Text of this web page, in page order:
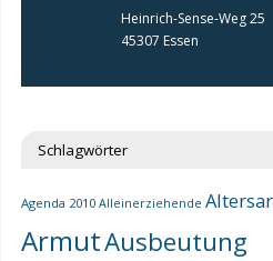
Heinrich-Sense-Weg 25
45307 Essen
Schlagwörter
Agenda 2010 Alleinerziehende
ArmutAusbeutung